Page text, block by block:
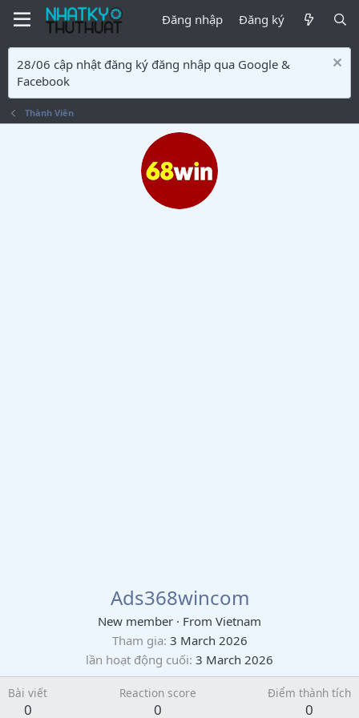
Đăng nhập Đăng ký
28/06 cập nhật đăng ký đăng nhập qua Google &
Facebook
Thành Viên
Ads368wincom
New member · From Vietnam
Tham gia 3 March 2026
lần hoạt động cuối 3 March 2026
Bài viết
0
Reaction score
0
Điểm thành tích
0